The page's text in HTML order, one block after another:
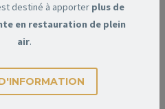
destiné à apporter plus de
en restauration de plein
air.